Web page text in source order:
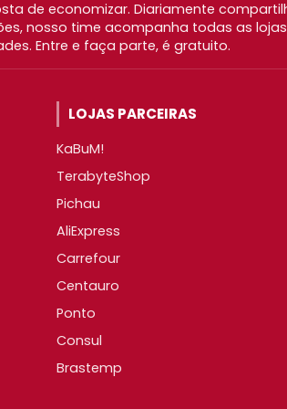
de economizar. Diariamente
nosso time acompanha todas as
Entre e faça parte, é gratuito.
LOJAS PARCEIRAS
KaBuM!
TerabyteShop
Pichau
AliExpress
Carrefour
Centauro
Ponto
Consul
Brastemp